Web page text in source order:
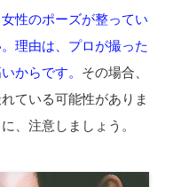
性のポーズが整ってい
理由は、プロが撮った
からです。 その場合、
ている可能性がありま
、注意しましょう。